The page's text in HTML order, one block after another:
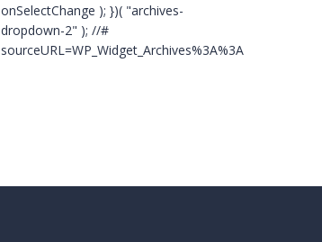
onSelectChange ); })( "archives-
dropdown-2" ); //#
sourceURL=WP_Widget_Archives%3A%3Awidget